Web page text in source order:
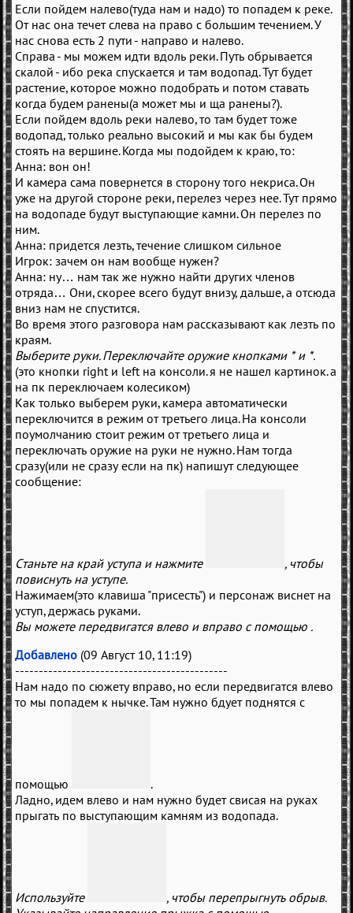
Если пойдем налево(туда нам и надо) то попадем к реке.
От нас она течет слева на право с большим течением. У
нас снова есть 2 пути - направо и налево.
Справа - мы можем идти вдоль реки. Путь обрывается
скалой - ибо река спускается и там водопад. Тут будет
растение, которое можно подобрать и потом ставать
когда будем ранены(а может мы и ща ранены?).
Если пойдем вдоль реки налево, то там будет тоже
водопад, только реально высокий и мы как бы будем
стоять на вершине. Когда мы подойдем к краю, то:
Анна: вон он!
И камера сама повернется в сторону того некриса. Он
уже на другой стороне реки, перелез через нее. Тут прямо
на водопаде будут выступающие камни. Он перелез по
ним.
Анна: придется лезть, течение слишком сильное
Игрок: зачем он нам вообще нужен?
Анна: ну… нам так же нужно найти других членов
отряда… Они, скорее всего будут внизу, дальше, а отсюда
вниз нам не спустится.
Во время этого разговора нам рассказывают как лезть по
краям.
Выберите руки. Переключайте оружие кнопками * и *.
(это кнопки right и left на консоли. я не нашел картинок. а
на пк переключаем колесиком)
Как только выберем руки, камера автоматически
переключится в режим от третьего лица. На консоли
поумолчанию стоит режим от третьего лица и
переключать оружие на руки не нужно. Нам тогда
сразу(или не сразу если на пк) напишут следующее
сообщение:
Станьте на край уступа и нажмите
, чтобы
повиснуть на уступе.
Нажимаем(это клавиша "присесть") и персонаж виснет на
уступ, держась руками.
Вы можете передвигатся влево и вправо с помощью .
Добавлено (09 Август 10, 11:19)
---------------------------------------------
Нам надо по сюжету вправо, но если передвигатся влево
то мы попадем к нычке. Там нужно бдует поднятся с
помощью
.
Ладно, идем влево и нам нужно будет свисая на руках
прыгать по выступающим камням из водопада.
Используйте
, чтобы перепрыгнуть обрыв.